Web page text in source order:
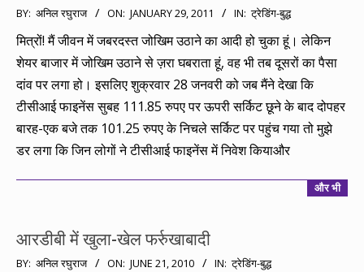
2011-
01-
29
BY: अनिल रघुराज ON: JANUARY 29, 2011 IN: ट्रेडिंग-बुद्ध
मित्रों! मैं जीवन में जबरदस्त जोखिम उठाने का आदी हो चुका हूं। लेकिन
शेयर बाजार में जोखिम उठाने से ज़रा घबराता हूं, वह भी तब दूसरों का पैसा
दांव पर लगा हो। इसलिए शुक्रवार 28 जनवरी को जब मैंने देखा कि
टीसीआई फाइनेंस सुबह 111.85 रुपए पर ऊपरी सर्किट छूने के बाद दोपहर
बारह-एक बजे तक 101.25 रुपए के निचले सर्किट पर पहुंच गया तो मुझे
डर लगा कि जिन लोगों ने टीसीआई फाइनेंस में निवेश कियाऔर
और भी
आरडीबी में खुला-खेल फर्रुखाबादी
2010-
BY: अनिल रघुराज ON: JUNE 21, 2010 IN: ट्रेडिंग-बुद्ध